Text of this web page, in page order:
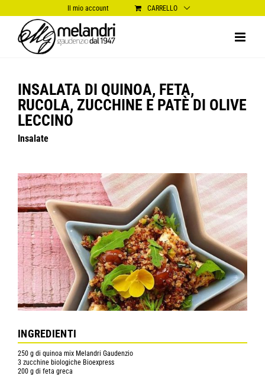
al
contenuto
Il mio account CARRELLO
INSALATA DI QUINOA, FETA,
RUCOLA, ZUCCHINE E PATÈ DI OLIVE
LECCINO
Insalate
INGREDIENTI
250 g di quinoa mix Melandri Gaudenzio
3 zucchine biologiche Bioexpress
200 g di feta greca